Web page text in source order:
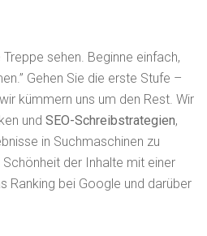
sehen. Beginne einfach,
Gehen Sie die erste Stufe –
kümmern uns um den Rest. Wir
und SEO-Schreibstrategien,
in Suchmaschinen zu
der Inhalte mit einer
Ranking bei Google und darüber